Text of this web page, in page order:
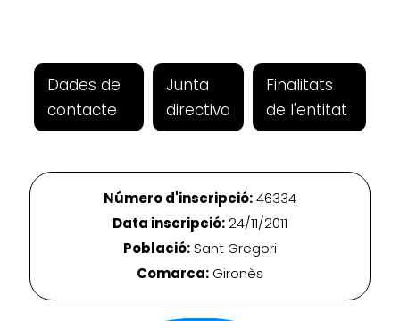
Dades de
contacte
Junta
directiva
Finalitats
de l'entitat
Número d'inscripció:46334
Data inscripció:24/11/2011
Població:Sant Gregori
Comarca: Gironès